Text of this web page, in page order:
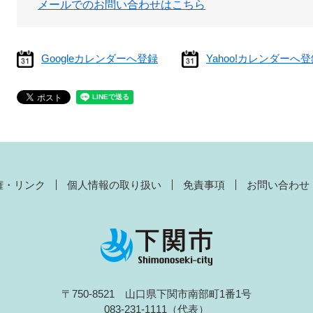
メールでのお問い合わせはこちら
Googleカレンダーへ登録 Yahoo!カレンダーへ登
・リンク 個人情報の取り扱い 免責事項 お問い合わせ
〒750-8521 山口県下関市南部町1番1号
083-231-1111（代表）